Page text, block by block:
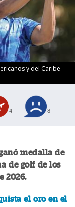
y del Caribe
4 8
medalla de
de golf de los
2026.
el oro en el